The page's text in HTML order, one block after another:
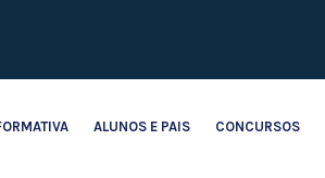
ALUNOS E PAIS CONCURSOS